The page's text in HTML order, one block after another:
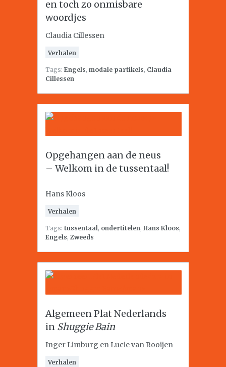
en toch zo onmisbare
woordjes
Claudia Cillessen
Verhalen
Tags: Engels, modale partikels, Claudia
Cillessen
Opgehangen aan de neus
– Welkom in de tussentaal!
Hans Kloos
Verhalen
Tags: tussentaal, ondertitelen, Hans Kloos,
Engels, Zweeds
Algemeen Plat Nederlands
in Shuggie Bain
Inger Limburg en Lucie van Rooijen
Verhalen